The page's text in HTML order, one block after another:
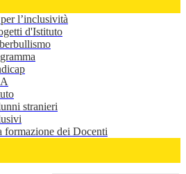
l’inclusività
d'Istituto
stranieri
formazione dei Docenti